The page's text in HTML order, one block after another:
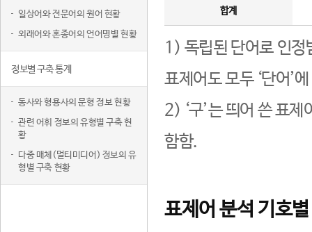
일상어와 전문어의 원어 현황
외래어와 혼종어의 언어명별 현황
정보별 구축 통계
동사와 형용사의 문형 정보 현황
관련 어휘 정보의 유형별 구축 현
황
다중 매체(멀티미디어) 정보의 유
형별 구축 현황
합계
1) 독립된 단어로 인정
표제어도 모두 ‘단어’
2) ‘구’는 띄어 쓴 표
함함.
표제어 분석 기호